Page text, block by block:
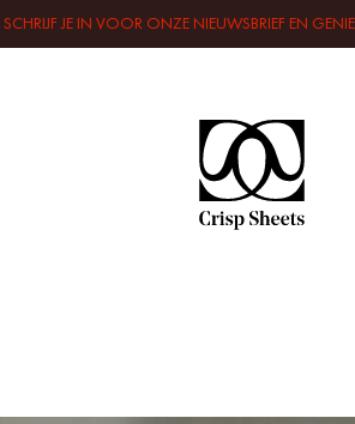
SCHRIJF JE IN VOOR ONZE NIEUWSBRIEF EN